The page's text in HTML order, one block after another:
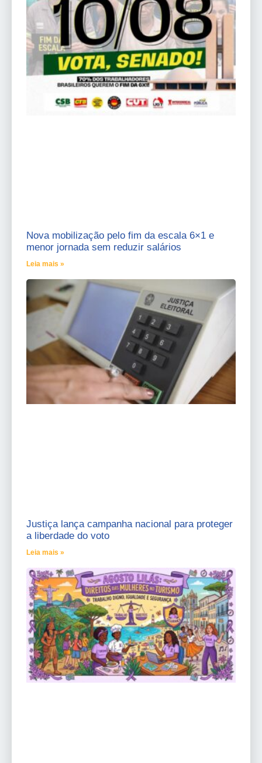
Nova mobilização pelo fim da escala 6×1 e
menor jornada sem reduzir salários
Leia mais »
Justiça lança campanha nacional para proteger
a liberdade do voto
Leia mais »